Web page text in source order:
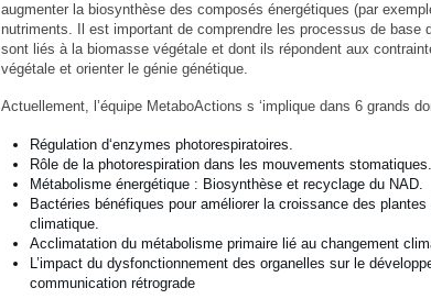
augmenter la biosynthèse des composés énergétiques (par
nutriments. Il est important de comprendre les processus de
sont liés à la biomasse végétale et dont ils répondent aux
végétale et orienter le génie génétique.
Actuellement, l’équipe MetaboActions s ‘implique dans 6 grands
Régulation d‘enzymes photorespiratoires.
Rôle de la photorespiration dans les mouvements stomatiques.
Métabolisme énergétique : Biosynthèse et recyclage du NAD.
Bactéries bénéfiques pour améliorer la croissance des
climatique.
Acclimatation du métabolisme primaire lié au changement
L’impact du dysfonctionnement des organelles sur le
communication rétrograde